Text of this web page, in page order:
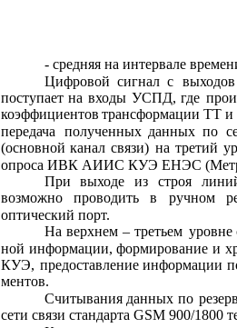
- средняя на интервале
Цифровой сигнал с выходов
поступает на входы УСПД, где
коэффициентов трансформации ТТ
передача
полученных данных по
(основной канал связи) на третий
опроса ИВК АИИС КУЭ ЕНЭС
При
выходе из строя
возможно
проводить в ручном
оптический порт.
На верхнем – третьем уровне
ной информации, формирование и
КУЭ, предоставление информации
ментов.
Считывания данных по
сети связи стандарта GSM 900/1800